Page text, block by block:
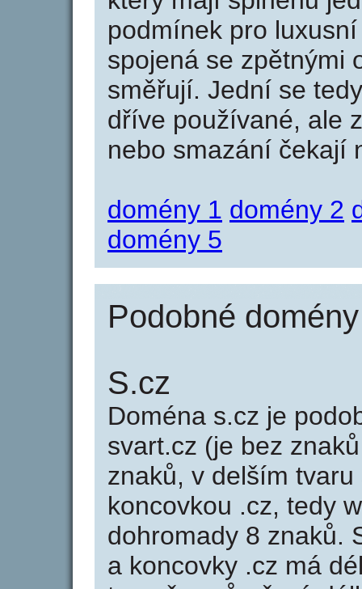
podmínek pro
spojená se zpětnými
směřují. Jední se
dříve používané, ale
nebo smazání čekají
domény 1 domény 2
domény 5
Podobné
S.cz
Doména s.cz je
svart.cz (je bez
znaků, v delším
koncovkou .cz, tedy
dohromady 8 znaků.
a koncovky .cz má